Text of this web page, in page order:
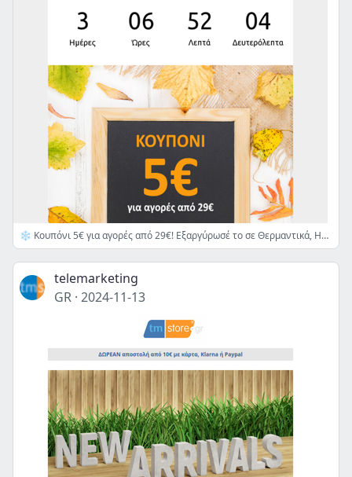
❄ Κουπόνι 5€ για αγορές από 29€! Εξαργύρωσέ το σε Θερμαντικά, Ηλεκτρικές Κουβέρτες, Χριστουγεννιάτικα, Μικροσυσκευές... 👉
telemarketing
GR · 2024-11-13